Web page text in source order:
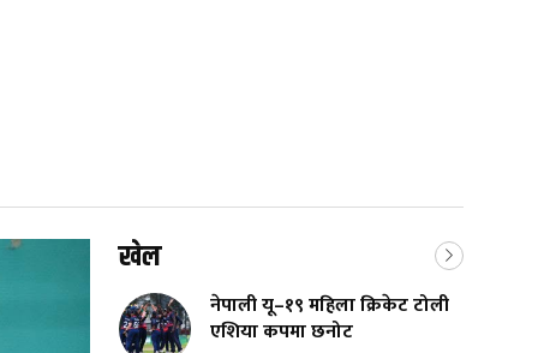
खेल
नेपाली यू–१९ महिला क्रिकेट टोली
एशिया कपमा छनोट